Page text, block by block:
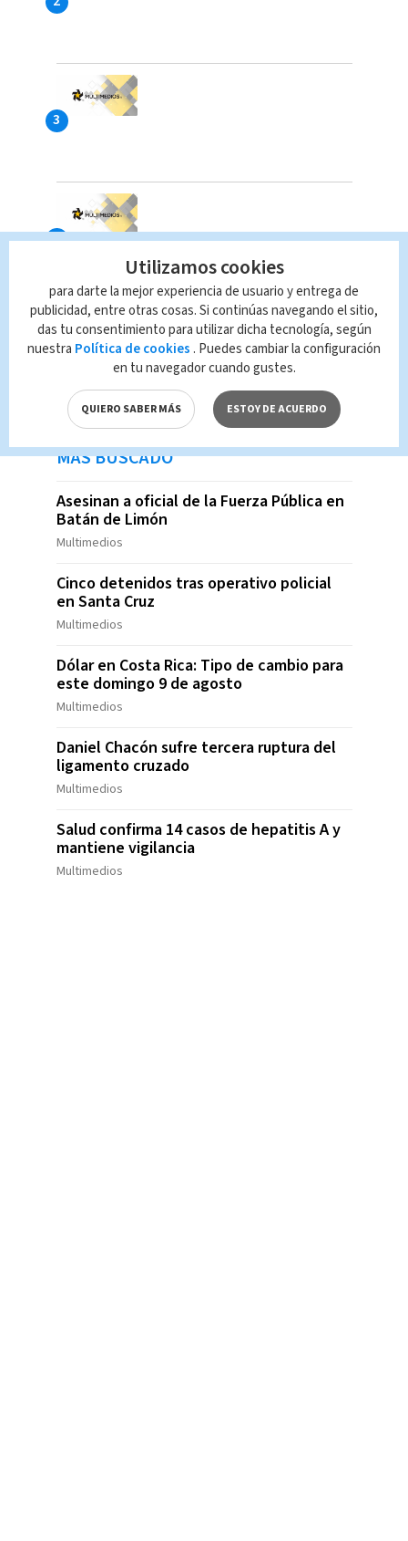
MÁS BUSCADO
Asesinan a oficial de la Fuerza Pública en
Batán de Limón
Multimedios
Cinco detenidos tras operativo policial
en Santa Cruz
Multimedios
Dólar en Costa Rica: Tipo de cambio para
este domingo 9 de agosto
Multimedios
Daniel Chacón sufre tercera ruptura del
ligamento cruzado
Multimedios
Salud confirma 14 casos de hepatitis A y
mantiene vigilancia
Multimedios
Utilizamos cookies
para darte la mejor experiencia de usuario y entrega de
publicidad, entre otras cosas. Si continúas navegando el sitio,
das tu consentimiento para utilizar dicha tecnología, según
nuestra Política de cookies . Puedes cambiar la configuración
en tu navegador cuando gustes.
QUIERO SABER MÁS ESTOY DE ACUERDO